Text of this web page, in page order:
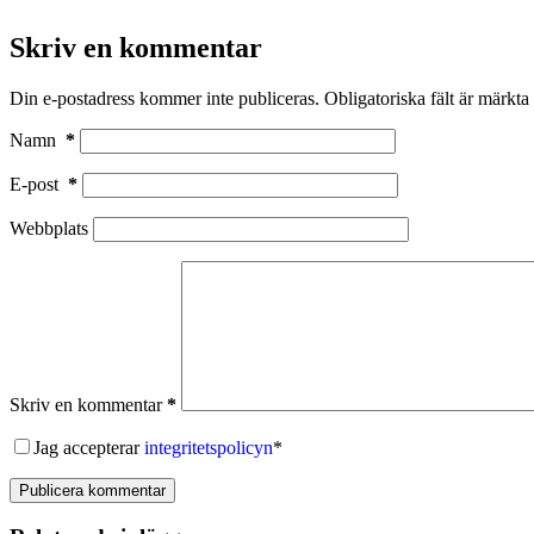
Skriv en kommentar
Din e-postadress kommer inte publiceras. Obligatoriska fält är märkta
Namn *
E-post *
Webbplats
Skriv en kommentar*
Jag accepterarintegritetspolicyn*
Publicera kommentar